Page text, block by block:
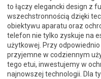
to łączy elegancki design z
wszechstronnością dzięki
obiektywu aparatu oraz
telefon nie tylko zyskuje na
użytkowej. Przy
przyjemne w codziennym
tego etui, inwestujemy w
najnowszej technologii. Dla